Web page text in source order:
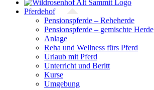
Pferdehof
Pensionspferde – Reheherde
Pensionspferde – gemischte Herde
Anlage
Reha und Wellness fürs Pferd
Urlaub mit Pferd
Unterricht und Beritt
Kurse
Umgebung